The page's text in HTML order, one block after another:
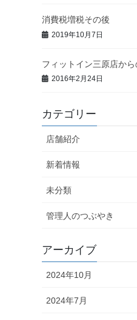
消費税増税その後
2019年10月7日
フィットイン三原店か
2016年2月24日
カテゴリー
店舗紹介
新着情報
未分類
管理人のつぶやき
アーカイブ
2024年10月
2024年7月